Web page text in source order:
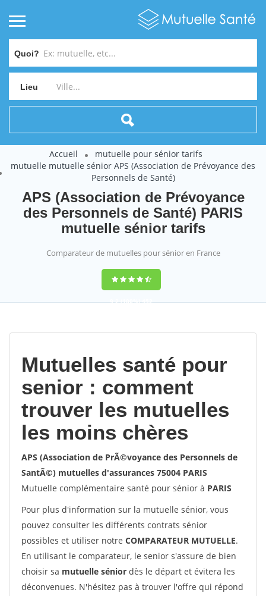
Quoi?
Lieu
Accueil
mutuelle pour sénior tarifs
mutuelle mutuelle sénior APS (Association de Prévoyance des
Personnels de Santé)
APS (Association de Prévoyance
des Personnels de Santé) PARIS
mutuelle sénior tarifs
Comparateur de mutuelles pour sénior en France
9,2(100%)452
Mutuelles santé pour
senior : comment
trouver les mutuelles
les moins chères
APS (Association de PrÃ©voyance des Personnels de
SantÃ©) mutuelles d'assurances 75004 PARIS
Mutuelle complémentaire santé pour sénior à PARIS
Pour plus d'information sur la mutuelle sénior, vous
pouvez consulter les différents contrats sénior
possibles et utiliser notre COMPARATEUR MUTUELLE.
En utilisant le comparateur, le senior s'assure de bien
choisir sa mutuelle sénior dès le départ et évitera les
déconvenues. N'hésitez pas à trouver l'offre qui répond